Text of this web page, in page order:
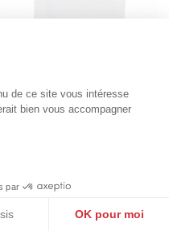
24,90 €
de ce site vous intéresse
bien vous accompagner
par
OK pour moi